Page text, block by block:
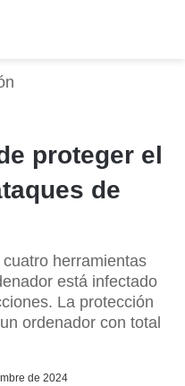
proteger el
de
herramientas
está infectado
La protección
ordenador con total
de 2024